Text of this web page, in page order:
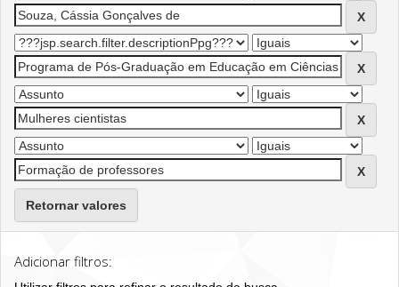
Retornar valores
Adicionar filtros: